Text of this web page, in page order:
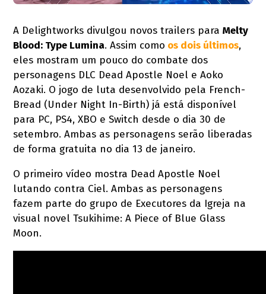
A Delightworks divulgou novos trailers paraMelty
Blood: Type Lumina. Assim como os dois últimos,
eles mostram um pouco do combate dos
personagens DLC Dead Apostle Noel e Aoko
Aozaki. O jogo de luta desenvolvido pela French-
Bread (Under Night In-Birth) já está disponível
para PC, PS4, XBO e Switch desde o dia 30 de
setembro. Ambas as personagens serão liberadas
de forma gratuita no dia 13 de janeiro.
O primeiro vídeo mostra Dead Apostle Noel
lutando contra Ciel. Ambas as personagens
fazem parte do grupo de Executores da Igreja na
visual novel Tsukihime: A Piece of Blue Glass
Moon.